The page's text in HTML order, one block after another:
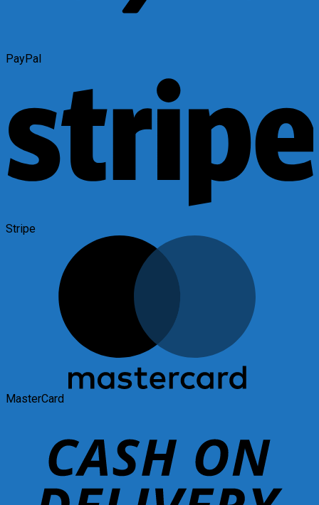
PayPal
Stripe
MasterCard